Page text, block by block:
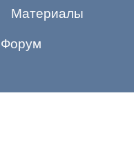
Материалы
Форум